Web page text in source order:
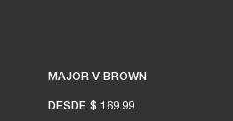
MAJOR V BROWN
DESDE $ 169.99